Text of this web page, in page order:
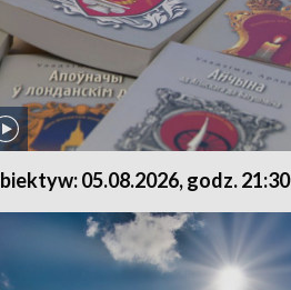
05.08.2026, godz. 21:30